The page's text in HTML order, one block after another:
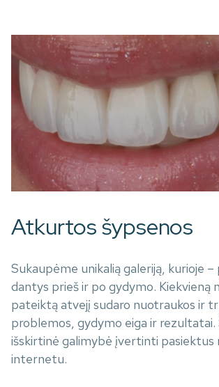
Atkurtos šypsenos
Sukaupėme unikalią galeriją, kurioje
dantys prieš ir po gydymo. Kiekvieną
pateiktą atvejį sudaro nuotraukos ir
problemos, gydymo eiga ir rezultatai.
išskirtinė galimybė įvertinti
internetu.